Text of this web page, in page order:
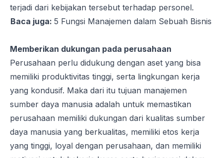
terjadi dari kebijakan tersebut terhadap personel.
Baca juga: 5 Fungsi Manajemen dalam Sebuah Bisnis
Memberikan dukungan pada perusahaan
Perusahaan perlu didukung dengan aset yang bisa
memiliki produktivitas tinggi, serta lingkungan kerja
yang kondusif. Maka dari itu tujuan manajemen
sumber daya manusia adalah untuk memastikan
perusahaan memiliki dukungan dari kualitas sumber
daya manusia yang berkualitas, memiliki etos kerja
yang tinggi, loyal dengan perusahaan, dan memiliki